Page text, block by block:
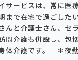
サービスは、常に医
まで在宅で過ごし
んと介護士さん、
問介護も併設し、包
体介護です。 ＊夜